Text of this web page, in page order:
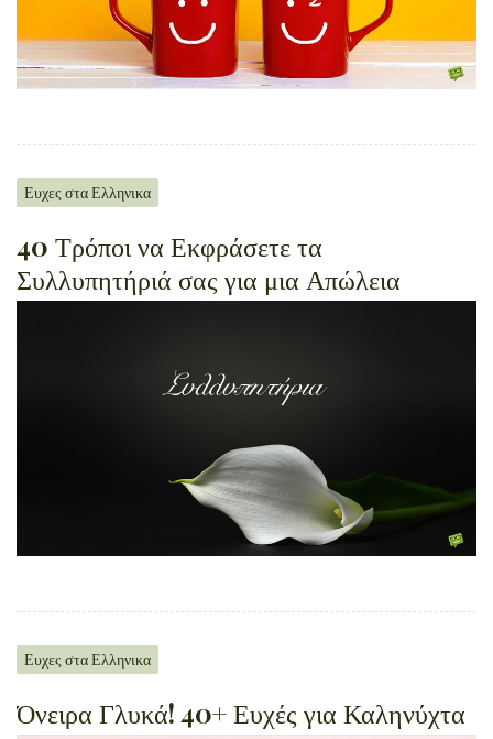
Ευχες στα Ελληνικα
40 Τρόποι να Εκφράσετε τα
Συλλυπητήριά σας για μια Απώλεια
Ευχες στα Ελληνικα
Όνειρα Γλυκά! 40+ Ευχές για Καληνύχτα